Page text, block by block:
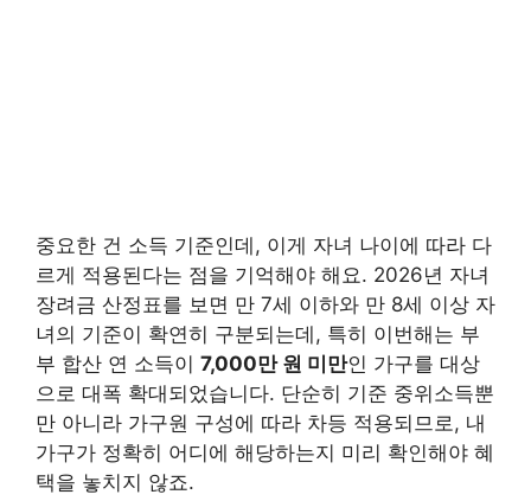
중요한 건 소득 기준인데, 이게 자녀 나이에 따라 다
르게 적용된다는 점을 기억해야 해요. 2026년 자녀
장려금 산정표를 보면 만 7세 이하와 만 8세 이상 자
녀의 기준이 확연히 구분되는데, 특히 이번해는 부
부 합산 연 소득이 7,000만 원 미만인 가구를 대상
으로 대폭 확대되었습니다. 단순히 기준 중위소득뿐
만 아니라 가구원 구성에 따라 차등 적용되므로, 내
가구가 정확히 어디에 해당하는지 미리 확인해야 혜
택을 놓치지 않죠.